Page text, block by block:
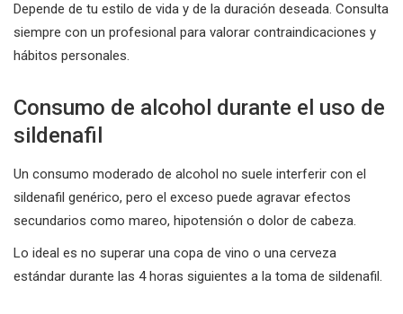
Depende de tu estilo de vida y de la duración deseada. Consulta
siempre con un profesional para valorar contraindicaciones y
hábitos personales.
Consumo de alcohol durante el uso de
sildenafil
Un consumo moderado de alcohol no suele interferir con el
sildenafil genérico, pero el exceso puede agravar efectos
secundarios como mareo, hipotensión o dolor de cabeza.
Lo ideal es no superar una copa de vino o una cerveza
estándar durante las 4 horas siguientes a la toma de sildenafil.